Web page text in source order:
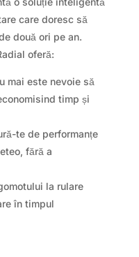
care doresc să
două ori pe an.
oferă:
mai este nevoie să
timp și
te de performanțe
fără a
la rulare
în timpul